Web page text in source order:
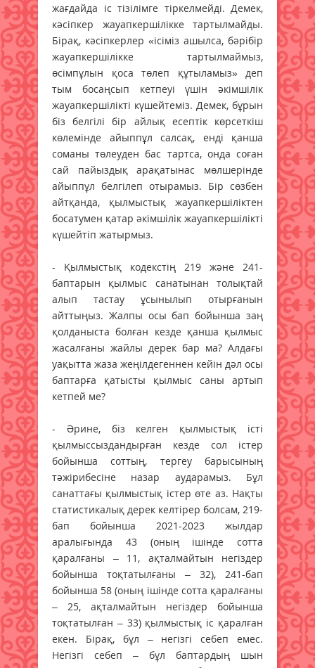
жағдайда іс тізілімге тіркелмейді. Демек,
кәсіпкер жауапкершілікке тартылмайды.
Бірақ, кәсіпкерлер «ісіміз ашылса, бәрібір
жауапкершілікке тартылмаймыз,
өсімпұлын қоса төлеп құтыламыз» деп
тым босаңсып кетпеуі үшін әкімшілік
жауапкершілікті күшейтеміз. Демек, бұрын
біз белгілі бір айлық есептік көрсеткіш
көлемінде айыппұл салсақ, енді қанша
соманы төлеуден бас тартса, онда соған
сай пайыздық арақатынас мөлшерінде
айыппұл белгілеп отырамыз. Бір сөзбен
айтқанда, қылмыстық жауапкершіліктен
босатумен қатар әкімшілік жауапкершілікті
күшейтіп жатырмыз.
- Қылмыстық кодекстің 219 және 241-
баптарын қылмыс санатынан толықтай
алып тастау ұсынылып отырғанын
айттыңыз. Жалпы осы бап бойынша заң
қолданыста болған кезде қанша қылмыс
жасалғаны жайлы дерек бар ма? Алдағы
уақытта жаза жеңілдегеннен кейін дәл осы
баптарға қатысты қылмыс саны артып
кетпей ме?
- Әрине, біз келген қылмыстық істі
қылмыссыздандырған кезде сол істер
бойынша соттың, тергеу барысының
тәжірибесіне назар аударамыз. Бұл
санаттағы қылмыстық істер өте аз. Нақты
статистикалық дерек келтірер болсам, 219-
бап бойынша 2021-2023 жылдар
аралығында 43 (оның ішінде сотта
қаралғаны – 11, ақталмайтын негіздер
бойынша тоқтатылғаны – 32), 241-бап
бойынша 58 (оның ішінде сотта қаралғаны
– 25, ақталмайтын негіздер бойынша
тоқтатылған – 33) қылмыстық іс қаралған
екен. Бірақ, бұл – негізгі себеп емес.
Негізгі себеп – бұл баптардың шын